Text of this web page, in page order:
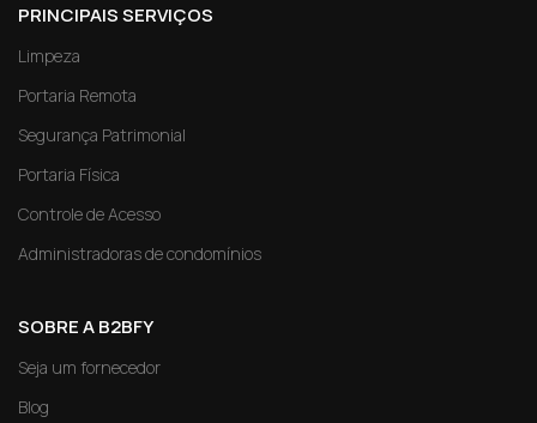
PRINCIPAIS SERVIÇOS
Limpeza
Portaria Remota
Segurança Patrimonial
Portaria Física
Controle de Acesso
Administradoras de condomínios
SOBRE A B2BFY
Seja um fornecedor
Blog